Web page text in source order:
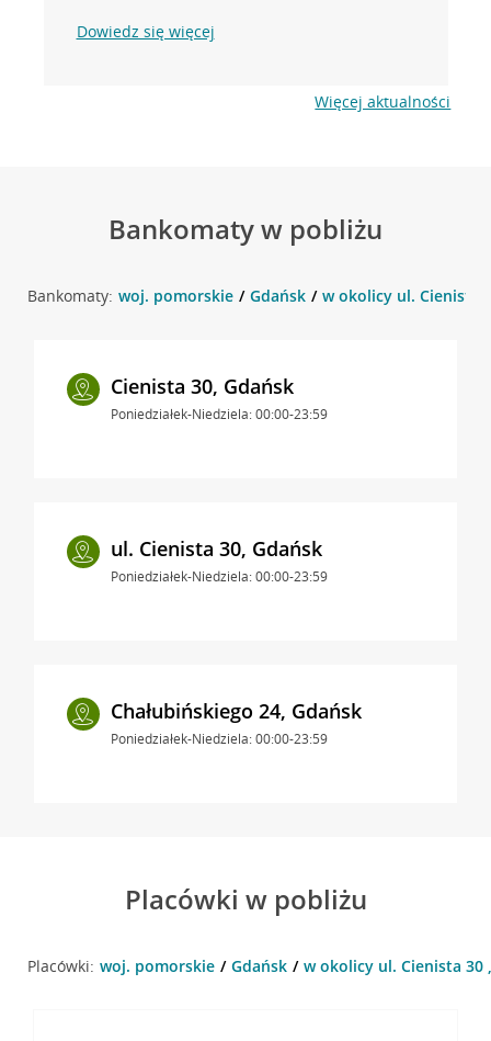
Dowiedz się więcej
Więcej aktualności
Bankomaty w pobliżu
Bankomaty: woj. pomorskie Gdańsk w okolicy ul. Cienista
Cienista 30, Gdańsk
Poniedziałek-Niedziela: 00:00-23:59
ul. Cienista 30, Gdańsk
Poniedziałek-Niedziela: 00:00-23:59
Chałubińskiego 24, Gdańsk
Poniedziałek-Niedziela: 00:00-23:59
Placówki w pobliżu
Placówki: woj. pomorskie Gdańsk w okolicy ul. Cienista 30